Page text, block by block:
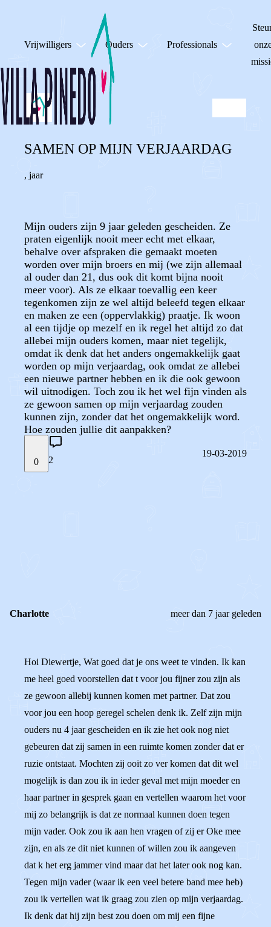
Vrijwilligers Ouders Professionals
SAMEN OP MIJN VERJAARDAG
, jaar
Mijn ouders zijn 9 jaar geleden gescheiden. Ze
praten eigenlijk nooit meer echt met elkaar,
behalve over afspraken die gemaakt moeten
worden over mijn broers en mij (we zijn allemaal
al ouder dan 21, dus ook dit komt bijna nooit
meer voor). Als ze elkaar toevallig een keer
tegenkomen zijn ze wel altijd beleefd tegen elkaar
en maken ze een (oppervlakkig) praatje. Ik woon
al een tijdje op mezelf en ik regel het altijd zo dat
allebei mijn ouders komen, maar niet tegelijk,
omdat ik denk dat het anders ongemakkelijk gaat
worden op mijn verjaardag, ook omdat ze allebei
een nieuwe partner hebben en ik die ook gewoon
wil uitnodigen. Toch zou ik het wel fijn vinden als
ze gewoon samen op mijn verjaardag zouden
kunnen zijn, zonder dat het ongemakkelijk word.
Hoe zouden jullie dit aanpakken?
0 2
19-03-2019
Charlotte meer dan 7 jaar geleden
Hoi Diewertje, Wat goed dat je ons weet te vinden. Ik kan
me heel goed voorstellen dat t voor jou fijner zou zijn als
ze gewoon allebij kunnen komen met partner. Dat zou
voor jou een hoop geregel schelen denk ik. Zelf zijn mijn
ouders nu 4 jaar gescheiden en ik zie het ook nog niet
gebeuren dat zij samen in een ruimte komen zonder dat er
ruzie ontstaat. Mochten zij ooit zo ver komen dat dit wel
mogelijk is dan zou ik in ieder geval met mijn moeder en
haar partner in gesprek gaan en vertellen waarom het voor
mij zo belangrijk is dat ze normaal kunnen doen tegen
mijn vader. Ook zou ik aan hen vragen of zij er Oke mee
zijn, en als ze dit niet kunnen of willen zou ik aangeven
dat k het erg jammer vind maar dat het later ook nog kan.
Tegen mijn vader (waar ik een veel betere band mee heb)
zou ik vertellen wat ik graag zou zien op mijn verjaardag.
Ik denk dat hij zijn best zou doen om mij een fijne